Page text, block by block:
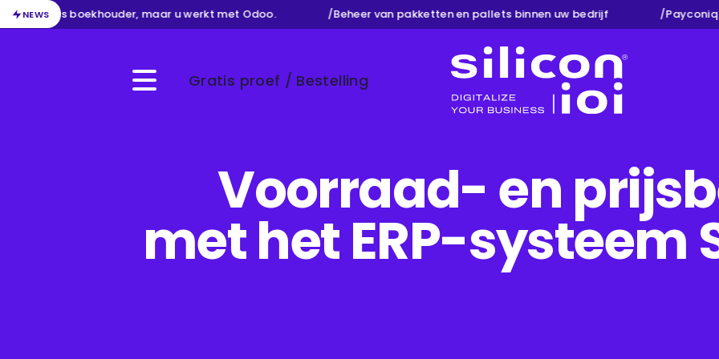
NEWS
werk als boekhouder, maar u werkt met Odoo. Beheer van pakketten en pallets binnen uw bedrijf Payconiq
Menu Gratis proef / Bestelling
Voorraad- en
met het ERP-systeem